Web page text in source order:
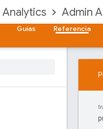
Analytics Admin
Guías Referencia